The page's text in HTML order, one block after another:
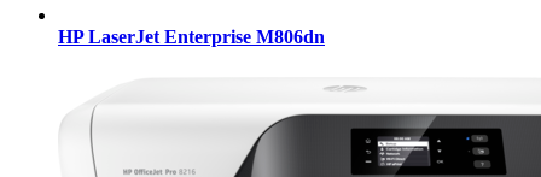
HP LaserJet Enterprise M806dn